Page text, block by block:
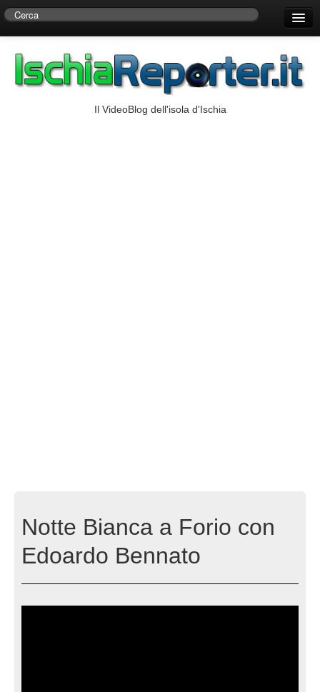
Centro di Ricerche Storiche D’Ambra
Il VideoBlog dell'isola d'Ischia
Notte Bianca a Forio con
Edoardo Bennato